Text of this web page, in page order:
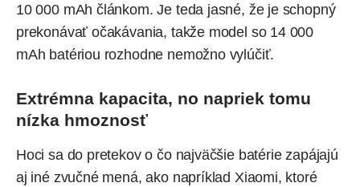
10 000 mAh článkom. Je teda jasné, že je schopný
prekonávať očakávania, takže model so 14 000
mAh batériou rozhodne nemožno vylúčiť.
Extrémna kapacita, no napriek tomu
nízka hmoznosť
Hoci sa do pretekov o čo najväčšie batérie zapájajú
aj iné zvučné mená, ako napríklad Xiaomi, ktoré